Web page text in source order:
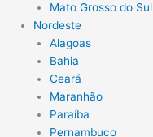
Mato Grosso do Sul
Nordeste
Alagoas
Bahia
Ceará
Maranhão
Paraíba
Pernambuco